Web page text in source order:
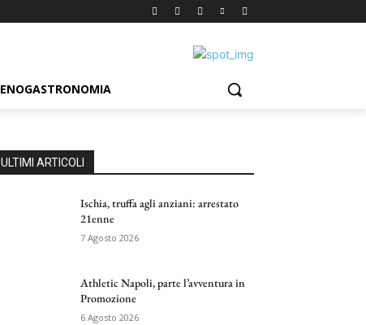
ENOGASTRONOMIA
ULTIMI ARTICOLI
Ischia, truffa agli anziani: arrestato
21enne
7 Agosto 2026
Athletic Napoli, parte l’avventura in
Promozione
6 Agosto 2026